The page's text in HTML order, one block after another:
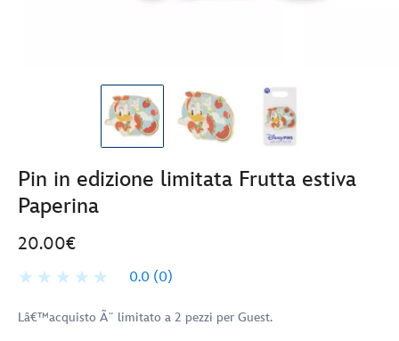
Pin in edizione limitata Frutta estiva
Paperina
20.00€
0.0 (0)
Lâ€™acquisto Ã¨ limitato a 2 pezzi per Guest.